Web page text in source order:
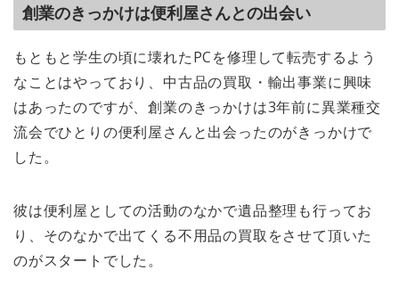
創業のきっかけは便利屋さんとの出会い
もともと学生の頃に壊れたPCを修理して転売するよう
なことはやっており、中古品の買取・輸出事業に興味
はあったのですが、創業のきっかけは3年前に異業種交
流会でひとりの便利屋さんと出会ったのがきっかけで
した。
彼は便利屋としての活動のなかで遺品整理も行ってお
り、そのなかで出てくる不用品の買取をさせて頂いた
のがスタートでした。